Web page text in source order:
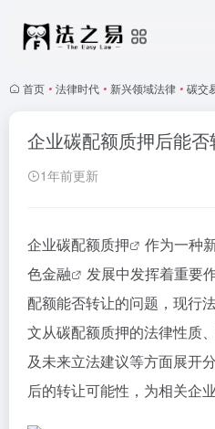
首页 • 法律时代 • 新兴领域法律 • 碳交
企业碳配额质押后能否
1年前更新
企业碳配额质押 作为一种
色金融
发展中发挥着重要
配额能否转让的问题，现行
文从碳配额质押的法律性质
及未来立法建议等方面展开
后的转让可能性，为相关企